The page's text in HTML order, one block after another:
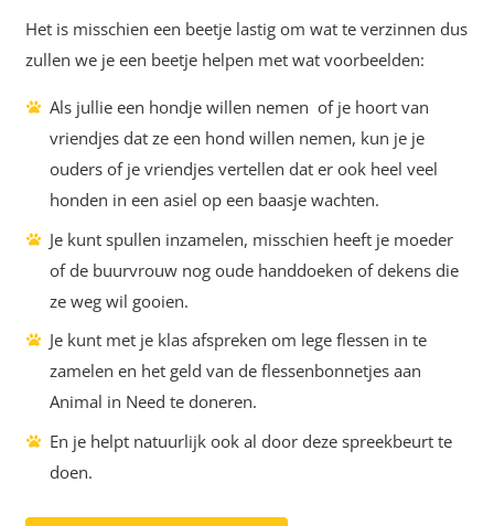
Het is misschien een beetje lastig om wat te verzinnen dus
zullen we je een beetje helpen met wat voorbeelden:
Als jullie een hondje willen nemen of je hoort van
vriendjes dat ze een hond willen nemen, kun je je
ouders of je vriendjes vertellen dat er ook heel veel
honden in een asiel op een baasje wachten.
Je kunt spullen inzamelen, misschien heeft je moeder
of de buurvrouw nog oude handdoeken of dekens die
ze weg wil gooien.
Je kunt met je klas afspreken om lege flessen in te
zamelen en het geld van de flessenbonnetjes aan
Animal in Need te doneren.
En je helpt natuurlijk ook al door deze spreekbeurt te
doen.